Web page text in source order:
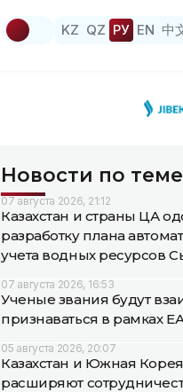
KZ QZ РУ EN 中
Новости по теме
07 августа 2026, 21:12
Казахстан и страны ЦА
разработку плана
учета водных ресурсов
07 августа 2026, 16:53
Ученые звания будут
признаваться в рамках
05 августа 2026, 20:07
Казахстан и Южная Корея
расширяют